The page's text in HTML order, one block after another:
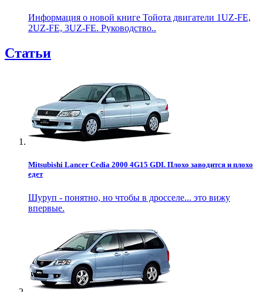
Информация о новой книге Тойота двигатели 1UZ-FE,
2UZ-FE, 3UZ-FE. Руководство..
Статьи
Mitsubishi Lancer Cedia 2000 4G15 GDI. Плохо заводится и плохо
едет
Шуруп - понятно, но чтобы в дросселе... это вижу
впервые.